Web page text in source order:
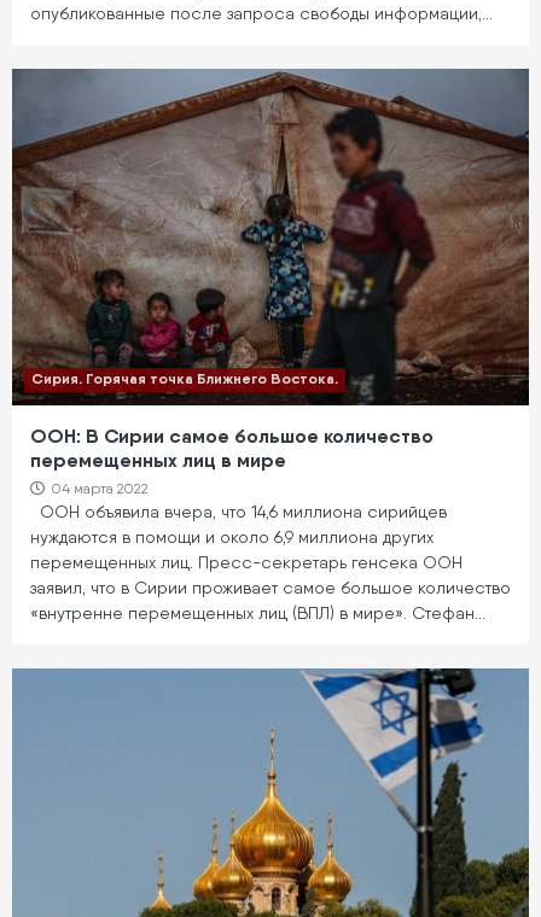
опубликованные после запроса свободы информации,…
Сирия. Горячая точка Ближнего Востока.
ООН: В Сирии самое большое количество
перемещенных лиц в мире
04 марта 2022
ООН объявила вчера, что 14,6 миллиона сирийцев
нуждаются в помощи и около 6,9 миллиона других
перемещенных лиц. Пресс-секретарь генсека ООН
заявил, что в Сирии проживает самое большое количество
«внутренне перемещенных лиц (ВПЛ) в мире». Стефан…